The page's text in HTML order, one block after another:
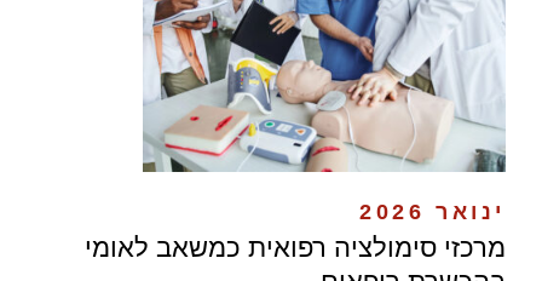
ינואר 2026
מרכזי סימולציה רפואית כמשאב לאומי